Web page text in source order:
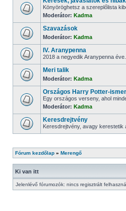
Könyöröghetsz a szereplőlista
Moderátor: Kadma
Szavazások
Moderátor: Kadma
IV. Aranypenna
2018 a negyedik Aranypenna éve.
Meri talik
Moderátor: Kadma
Országos Harry Potter-
Egy országos verseny, ahol
Moderátor: Kadma
Keresdrejtvény
Keresdrejtvény, avagy kerestetik
Fórum kezdőlap » Merengő
Ki van itt
Jelenlévő fórumozók: nincs regisztrált